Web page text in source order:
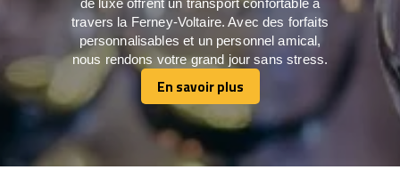
travers la Ferney-Voltaire. Avec des forfaits
personnalisables et un personnel amical,
nous rendons votre grand jour sans stress.
En savoir plus
En savoir plus